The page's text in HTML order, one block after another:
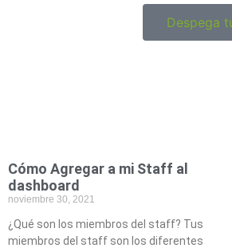
Despega
Cómo Agregar a mi Staff al
dashboard
noviembre 30, 2021
¿Qué son los miembros del staff? Tus
miembros del staff son los diferentes